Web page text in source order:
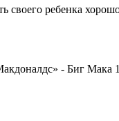
своего ребенка
- Биг Мака